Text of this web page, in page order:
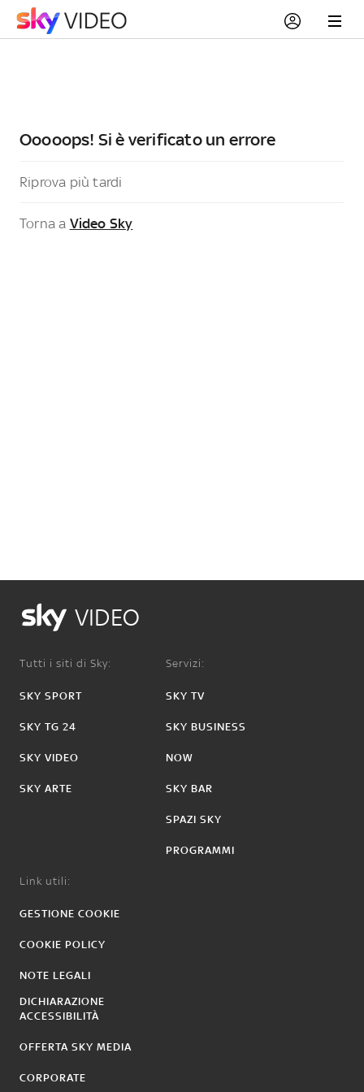
Ooooops! Si è verificato un errore
Riprova più tardi
Torna a Video Sky
VIDEO
Tutti i siti di Sky:
SKY SPORT
SKY TG 24
SKY VIDEO
SKY ARTE
Servizi:
SKY TV
SKY BUSINESS
NOW
SKY BAR
SPAZI SKY
PROGRAMMI
Link utili:
GESTIONE COOKIE
COOKIE POLICY
NOTE LEGALI
DICHIARAZIONE
ACCESSIBILITÀ
OFFERTA SKY MEDIA
CORPORATE